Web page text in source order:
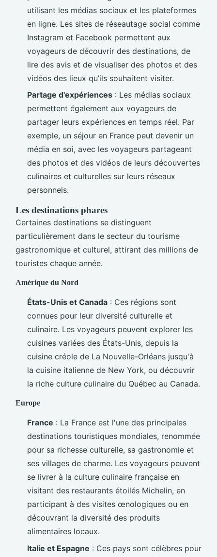
utilisant les médias sociaux et les plateformes
en ligne. Les sites de réseautage social comme
Instagram et Facebook permettent aux
voyageurs de découvrir des destinations, de
lire des avis et de visualiser des photos et des
vidéos des lieux qu’ils souhaitent visiter.
Partage d'expériences : Les médias sociaux
permettent également aux voyageurs de
partager leurs expériences en temps réel. Par
exemple, un séjour en France peut devenir un
média en soi, avec les voyageurs partageant
des photos et des vidéos de leurs découvertes
culinaires et culturelles sur leurs réseaux
personnels.
Les destinations phares
Certaines destinations se distinguent
particulièrement dans le secteur du tourisme
gastronomique et culturel, attirant des millions de
touristes chaque année.
Amérique du Nord
États-Unis et Canada : Ces régions sont
connues pour leur diversité culturelle et
culinaire. Les voyageurs peuvent explorer les
cuisines variées des États-Unis, depuis la
cuisine créole de La Nouvelle-Orléans jusqu'à
la cuisine italienne de New York, ou découvrir
la riche culture culinaire du Québec au Canada.
Europe
France : La France est l'une des principales
destinations touristiques mondiales, renommée
pour sa richesse culturelle, sa gastronomie et
ses villages de charme. Les voyageurs peuvent
se livrer à la culture culinaire française en
visitant des restaurants étoilés Michelin, en
participant à des visites œnologiques ou en
découvrant la diversité des produits
alimentaires locaux.
Italie et Espagne : Ces pays sont célèbres pour